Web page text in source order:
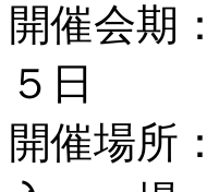
開催会期
５日
開催場所